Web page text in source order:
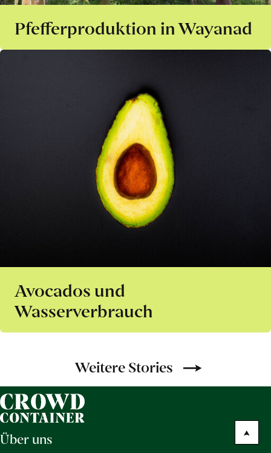
Pfefferproduktion in Wayanad
Avocados und
Wasserverbrauch
Weitere Stories
Über uns